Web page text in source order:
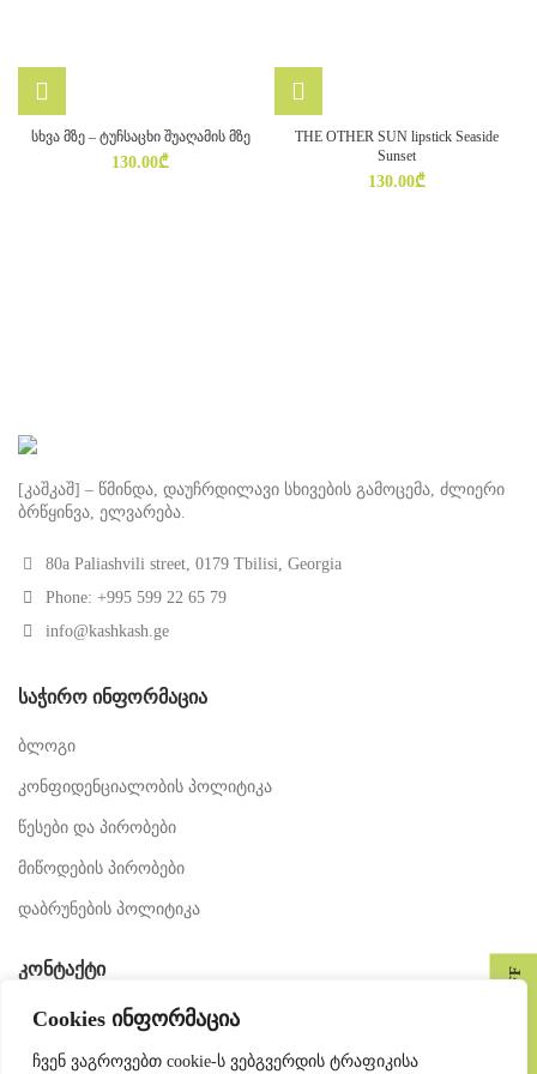
Cookies ინფორმაცია
ჩვენ ვაგროვებთ cookie-ს ვებგვერდის ტრაფიკისა
სხვა მზე – ტუჩსაცხი შუაღამის მზე
130.00₾
THE OTHER SUN lipstick Seaside
Sunset
130.00₾
[კაშკაშ] – წმინდა, დაუჩრდილავი სხივების გამოცემა, ძლიერი
ბრწყინვა, ელვარება.
80a Paliashvili street, 0179 Tbilisi, Georgia
Phone: +995 599 22 65 79
info@kashkash.ge
ᲡᲐᲭᲘᲠᲝ ᲘᲜᲤᲝᲠᲛᲐᲪᲘᲐ
ბლოგი
კონფიდენციალობის პოლიტიკა
წესები და პირობები
მიწოდების პირობები
დაბრუნების პოლიტიკა
ᲙᲝᲜᲢᲐᲥᲢᲘ
მედია
გახდი ჩვენი პარტნიორი